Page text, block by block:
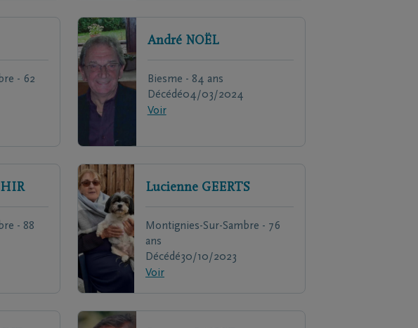
- 62
André NOËL
Biesme - 84 ans
Décédé04/03/2024
Voir
- 88
Lucienne GEERTS
Montignies-Sur-Sambre - 76
ans
Décédé30/10/2023
Voir